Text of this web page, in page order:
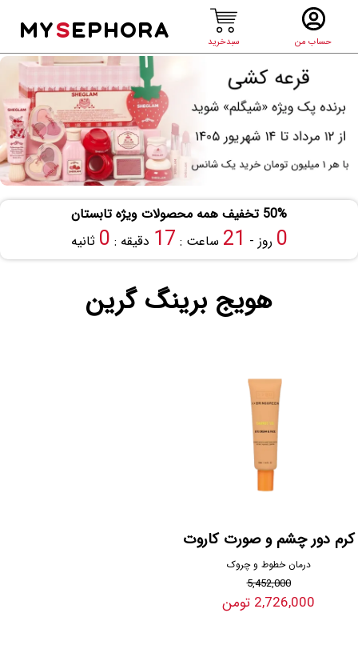
حساب من سبدخرید
MYSEPHORA
50% تخفیف همه محصولات ویژه تابستان
0 روز - 21 ساعت : 17 دقیقه : 0 ثانیه
هویج برینگ گرین
کرم دور چشم و صورت کاروت
درمان خطوط و چروک
5,452,000
2,726,000 تومن